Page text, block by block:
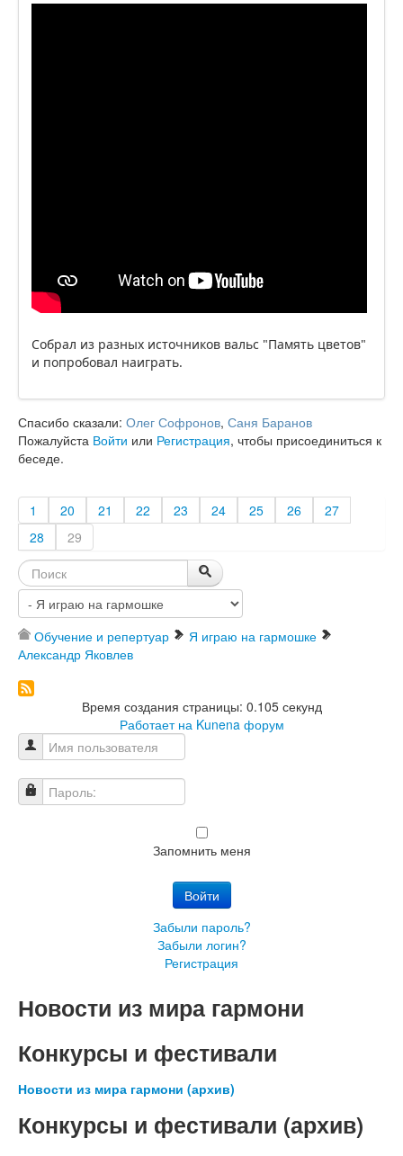
Собрал из разных источников вальс "Память цветов"
и попробовал наиграть.
Спасибо сказали: Олег Софронов, Саня Баранов
Пожалуйста Войти или Регистрация, чтобы присоединиться к
беседе.
1 20 21 22 23 24 25 26
27
28
29
Обучение и репертуар
Я играю на гармошке
Александр Яковлев
Время создания страницы: 0.105 секунд
Работает на Kunena форум
Имя пользователя
Пароль:
Запомнить меня
Войти
Забыли пароль?
Забыли логин?
Регистрация
Новости из мира гармони
Конкурсы и фестивали
Новости из мира гармони (архив)
Конкурсы и фестивали (архив)